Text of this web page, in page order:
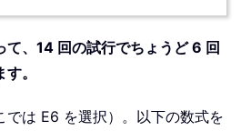
て、14 回の試行でちょうど 6 回
。
では E6 を選択）。以下の数式を